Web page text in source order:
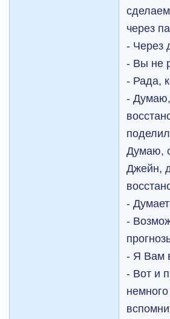
через
- Через
- Вы не
- Рада,
-
Думаю,
Джейн,
-
-
- Я Вам
- Вот и